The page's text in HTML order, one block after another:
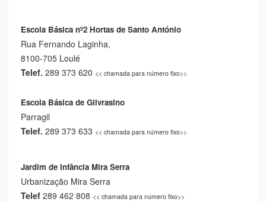
Escola Básica nº2 Hortas de Santo António
Rua Fernando Laginha,
8100-705 Loulé
Telef. 289 373 620 << chamada para número fixo>>
Escola Básica de Gilvrasino
Parragil
Telef. 289 373 633 << chamada para número fixo>>
Jardim de Infância Mira Serra
Urbanização Mira Serra
Telef 289 462 808 << chamada para número fixo>>